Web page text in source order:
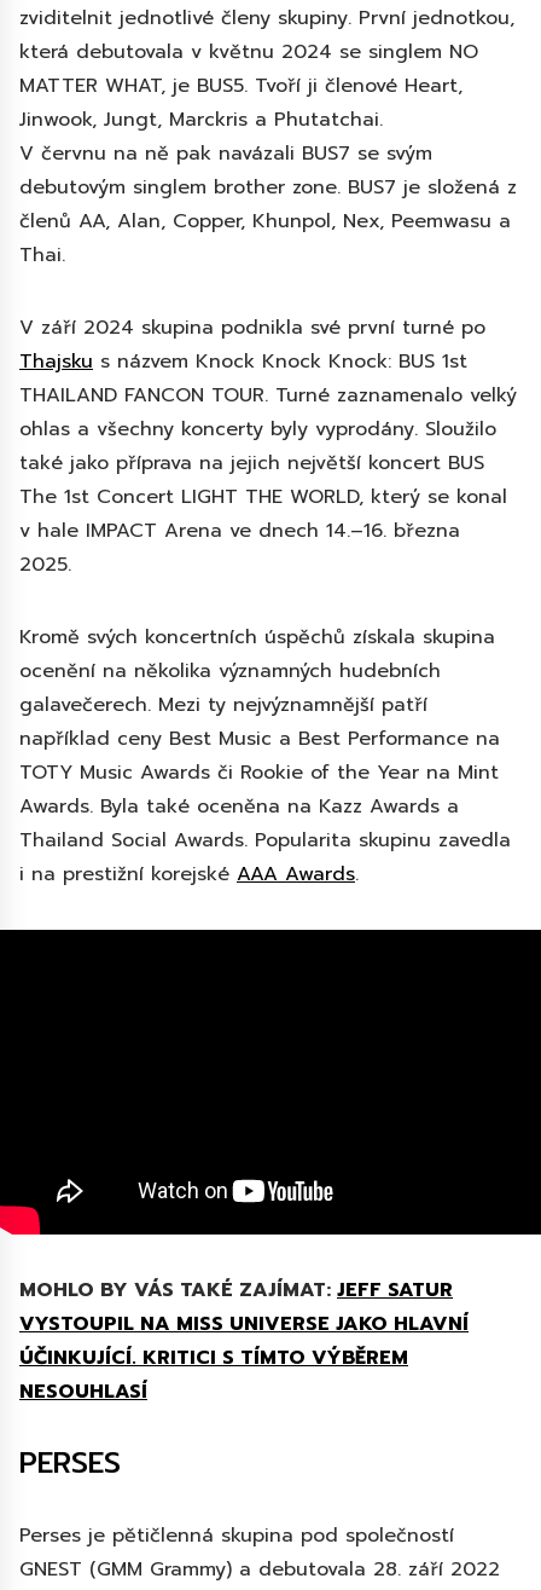
zviditelnit jednotlivé členy skupiny. První jednotkou,
která debutovala v květnu 2024 se singlem NO
MATTER WHAT, je BUS5. Tvoří ji členové Heart,
Jinwook, Jungt, Marckris a Phutatchai.
V červnu na ně pak navázali BUS7 se svým
debutovým singlem brother zone. BUS7 je složená z
členů AA, Alan, Copper, Khunpol, Nex, Peemwasu a
Thai.
V září 2024 skupina podnikla své první turné po
Thajsku s názvem Knock Knock Knock: BUS 1st
THAILAND FANCON TOUR. Turné zaznamenalo velký
ohlas a všechny koncerty byly vyprodány. Sloužilo
také jako příprava na jejich největší koncert BUS
The 1st Concert LIGHT THE WORLD, který se konal
v hale IMPACT Arena ve dnech 14.–16. března
2025.
Kromě svých koncertních úspěchů získala skupina
ocenění na několika významných hudebních
galavečerech. Mezi ty nejvýznamnější patří
například ceny Best Music a Best Performance na
TOTY Music Awards či Rookie of the Year na Mint
Awards. Byla také oceněna na Kazz Awards a
Thailand Social Awards. Popularita skupinu zavedla
i na prestižní korejské AAA Awards.
MOHLO BY VÁS TAKÉ ZAJÍMAT: JEFF SATUR
VYSTOUPIL NA MISS UNIVERSE JAKO HLAVNÍ
ÚČINKUJÍCÍ. KRITICI S TÍMTO VÝBĚREM
NESOUHLASÍ
PERSES
Perses je pětičlenná skupina pod společností
GNEST (GMM Grammy) a debutovala 28. září 2022